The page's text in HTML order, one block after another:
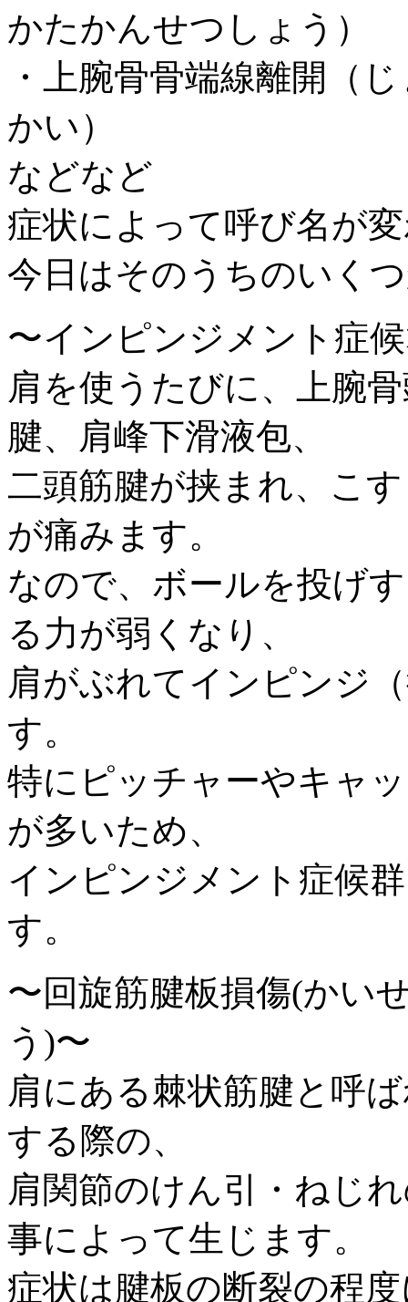
かたかんせつしょう）
・上腕骨骨端線離開（
かい）
などなど
症状によって呼び名が
今日はそのうちのいく
〜インピンジメント症
肩を使うたびに、上腕
腱、肩峰下滑液包、
二頭筋腱が挟まれ、こ
が痛みます。
なので、ボールを投げ
る力が弱くなり、
肩がぶれてインピンジ
す。
特にピッチャーやキャ
が多いため、
インピンジメント症候
す。
〜回旋筋腱板損傷(かい
う)〜
肩にある棘状筋腱と呼
する際の、
肩関節のけん引・ねじ
事によって生じます。
症状は腱板の断裂の程